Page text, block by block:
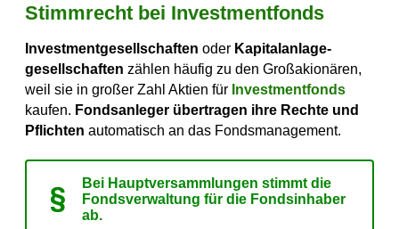
Stimmrecht bei Investmentfonds
Investment­gesellschaften oder Kapitalanlage­
gesellschaften zählen häufig zu den Großakionären,
weil sie in großer Zahl Aktien für Investmentfonds
kaufen. Fondsanleger übertragen ihre Rechte und
Pflichten automatisch an das Fondsmanagement.
Bei Hauptversammlungen stimmt die
Fondsverwaltung für die Fondsinhaber
ab.